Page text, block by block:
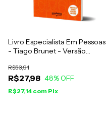
Livro Especialista Em Pessoas
- Tiago Brunet - Versão
R$27,98
R$53,91
48% OFF
R$27,14 com Pix